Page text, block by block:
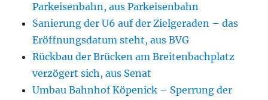
Parkeisenbahn, aus Parkeisenbahn
Sanierung der U6 auf der Zielgeraden – das
Eröffnungsdatum steht, aus BVG
Rückbau der Brücken am Breitenbachplatz
verzögert sich, aus Senat
Umbau Bahnhof Köpenick – Sperrung der